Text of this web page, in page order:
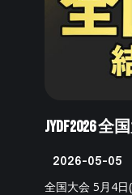
JYDF2026
2026-05-05
全国大会 5月4日